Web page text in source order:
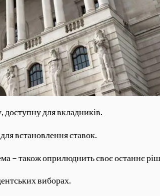
для вкладників.
встановлення ставок.
– також оприлюднить своє останнє
виборах.